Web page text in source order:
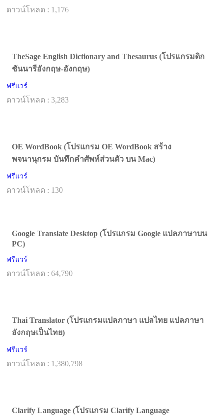
ดาวน์โหลด : 1,176
TheSage English Dictionary and Thesaurus (โปรแกรมดิก
ชันนารีอังกฤษ-อังกฤษ)
ฟรีแวร์
ดาวน์โหลด : 3,283
OE WordBook (โปรแกรม OE WordBook สร้าง
พจนานุกรม บันทึกคำศัพท์ส่วนตัว บน Mac)
ฟรีแวร์
ดาวน์โหลด : 130
Google Translate Desktop (โปรแกรม Google แปลภาษาบน
PC)
ฟรีแวร์
ดาวน์โหลด : 64,790
Thai Translator (โปรแกรมแปลภาษา แปลไทย แปลภาษา
อังกฤษเป็นไทย)
ฟรีแวร์
ดาวน์โหลด : 1,380,798
Clarify Language (โปรแกรม Clarify Language